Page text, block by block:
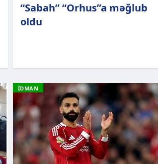
“Sabah” “Orhus”a məğlub
oldu
İDMAN